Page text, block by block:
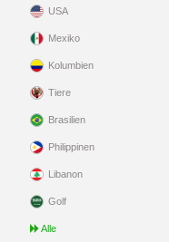
USA
Mexiko
Kolumbien
Tiere
Brasilien
Philippinen
Libanon
Golf
Alle